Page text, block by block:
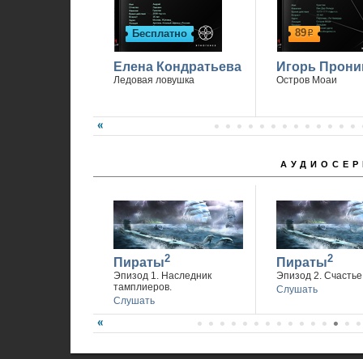
Бесплатно
Елена Кондратьева
Ледовая ловушка
89р
Игорь
Остров Моаи
Пираты2
Эпизод 1. Наследник
тамплиеров.
Слушать
Пираты2
Эпизод 2. Счастье
Слушать